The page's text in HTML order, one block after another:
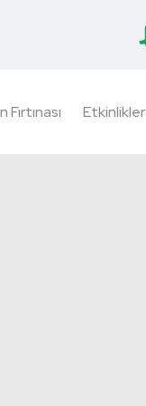
Fırtınası Etkinlikler